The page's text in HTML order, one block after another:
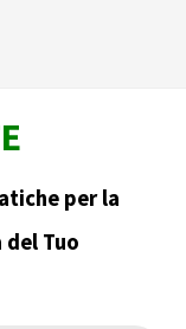
per la
del Tuo